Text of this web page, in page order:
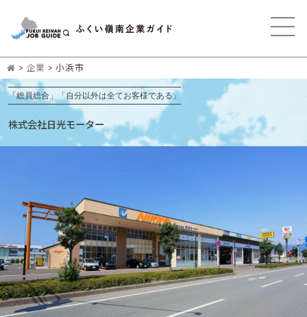
> 企業 > 小浜市
「総員総合」「自分以外は全てお客様である」
株式会社日光モーター